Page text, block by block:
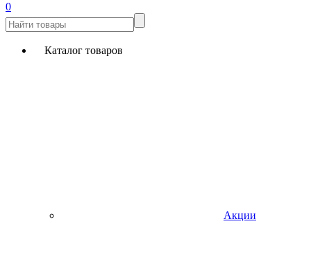
0
Каталог товаров
Акции